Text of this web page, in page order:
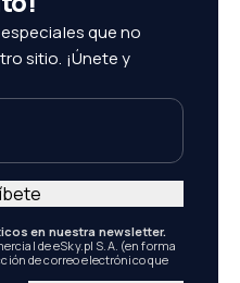
que no
sitio. ¡Únete y
en nuestra newsletter.
de eSky.pl S.A. (en forma
de correo electrónico que